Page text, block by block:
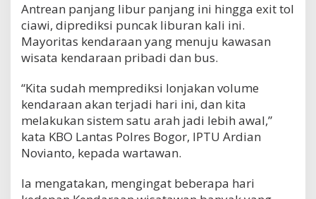
Antrean panjang libur panjang ini hingga exit tol
ciawi, diprediksi puncak liburan kali ini.
Mayoritas kendaraan yang menuju kawasan
wisata kendaraan pribadi dan bus.
“Kita sudah memprediksi lonjakan volume
kendaraan akan terjadi hari ini, dan kita
melakukan sistem satu arah jadi lebih awal,”
kata KBO Lantas Polres Bogor, IPTU Ardian
Novianto, kepada wartawan.
Ia mengatakan, mengingat beberapa hari